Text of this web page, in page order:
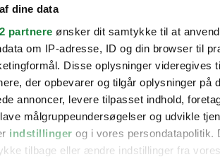
dine data
partnere ønsker dit samtykke til at
om IP-adresse, ID og din browser til
Disse oplysninger videregives
der opbevarer og tilgår oplysninger på
annoncer, levere tilpasset indhold,
målgruppeundersøgelser og udvikle
indstillinger og i vores persondatapolitik.
tilbage eller ændre indstillinger fra